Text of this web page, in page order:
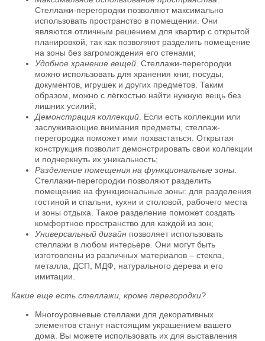
Стеллажи-перегородки позволяют максимально
использовать пространство в помещении. Они
являются отличным решением для квартир с открытой
планировкой, так как позволяют разделить помещение
на зоны без загромождения его стенами;
Удобное хранение вещей . Стеллажи-перегородки
можно использовать для хранения книг, посуды,
документов, игрушек и других предметов. Таким
образом, можно с лёгкостью найти нужную вещь без
лишних усилий;
Демонстрация коллекций . Если есть коллекции или
заслуживающие внимания предметы, стеллаж-
перегородка поможет ими похвастаться. Открытая
конструкция позволит демонстрировать свои коллекции
и подчеркнуть их уникальность;
Разделение помещения на функциональные зоны
Стеллажи-перегородки позволяют разделить
помещение на функциональные зоны: для разделения
гостиной и спальни, кухни и столовой, рабочего места
и зоны отдыха. Такое разделение поможет создать
комфортное пространство для каждой из зон;
Универсальный дизайн позволяет использовать
стеллажи в любом интерьере. Они могут быть
изготовлены из различных материалов – стекла,
металла, ДСП, МДФ, натурального дерева и его
имитации.
Какие еще есть стеллажи, кроме перегородки?
Многоуровневые стеллажи для декоративных
элементов станут настоящим украшением вашего
дома. Вы можете использовать их для выставления